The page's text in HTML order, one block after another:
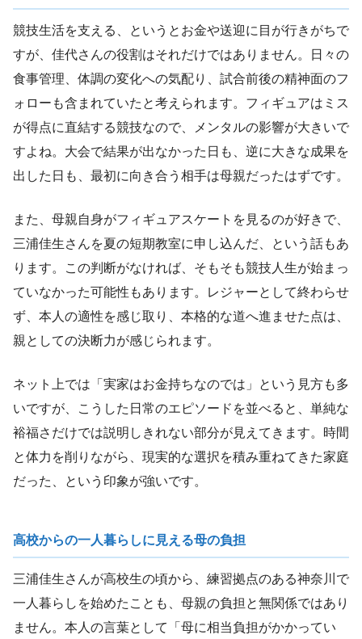
競技生活を支える、というとお金や送迎に目が行きがちで
すが、佳代さんの役割はそれだけではありません。日々の
食事管理、体調の変化への気配り、試合前後の精神面のフ
ォローも含まれていたと考えられます。フィギュアはミス
が得点に直結する競技なので、メンタルの影響が大きいで
すよね。大会で結果が出なかった日も、逆に大きな成果を
出した日も、最初に向き合う相手は母親だったはずです。
また、母親自身がフィギュアスケートを見るのが好きで、
三浦佳生さんを夏の短期教室に申し込んだ、という話もあ
ります。この判断がなければ、そもそも競技人生が始まっ
ていなかった可能性もあります。レジャーとして終わらせ
ず、本人の適性を感じ取り、本格的な道へ進ませた点は、
親としての決断力が感じられます。
ネット上では「実家はお金持ちなのでは」という見方も多
いですが、こうした日常のエピソードを並べると、単純な
裕福さだけでは説明しきれない部分が見えてきます。時間
と体力を削りながら、現実的な選択を積み重ねてきた家庭
だった、という印象が強いです。
高校からの一人暮らしに見える母の負担
三浦佳生さんが高校生の頃から、練習拠点のある神奈川で
一人暮らしを始めたことも、母親の負担と無関係ではあり
ません。本人の言葉として「母に相当負担がかかってい